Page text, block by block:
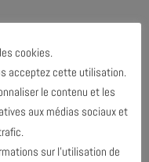
cookies.
acceptez cette utilisation.
le contenu et les
aux médias sociaux et
sur l’utilisation de